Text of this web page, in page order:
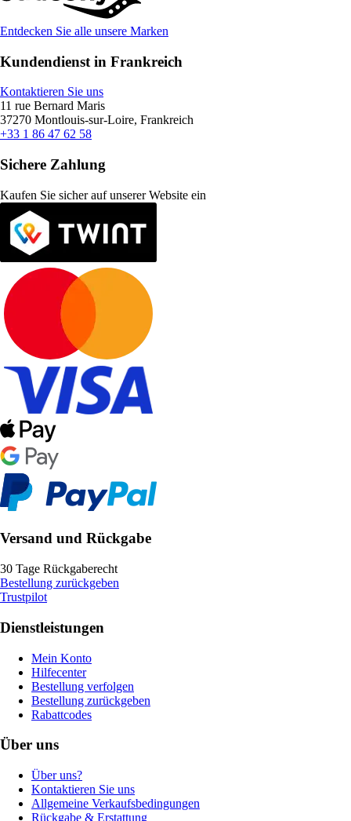
Entdecken Sie alle unsere Marken
Kundendienst in Frankreich
Kontaktieren Sie uns
11 rue Bernard Maris
37270 Montlouis-sur-Loire, Frankreich
+33 1 86 47 62 58
Sichere Zahlung
Kaufen Sie sicher auf unserer Website ein
Versand und Rückgabe
30 Tage Rückgaberecht
Bestellung zurückgeben
Trustpilot
Dienstleistungen
Mein Konto
Hilfecenter
Bestellung verfolgen
Bestellung zurückgeben
Rabattcodes
Über uns
Über uns?
Kontaktieren Sie uns
Allgemeine Verkaufsbedingungen
Rückgabe & Erstattung